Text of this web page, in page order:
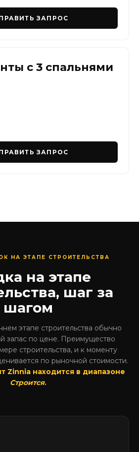
ЗАПРОС
с 3 спальнями
ЗАПРОС
НА ЭТАПЕ СТРОИТЕЛЬСТВА
на этапе
шаг за
шагом
этапе строительства обычно
запас по цене. Преимущество
строительства, и к моменту
по рыночной стоимости.
Zinnia находится в диапазоне
Строится.